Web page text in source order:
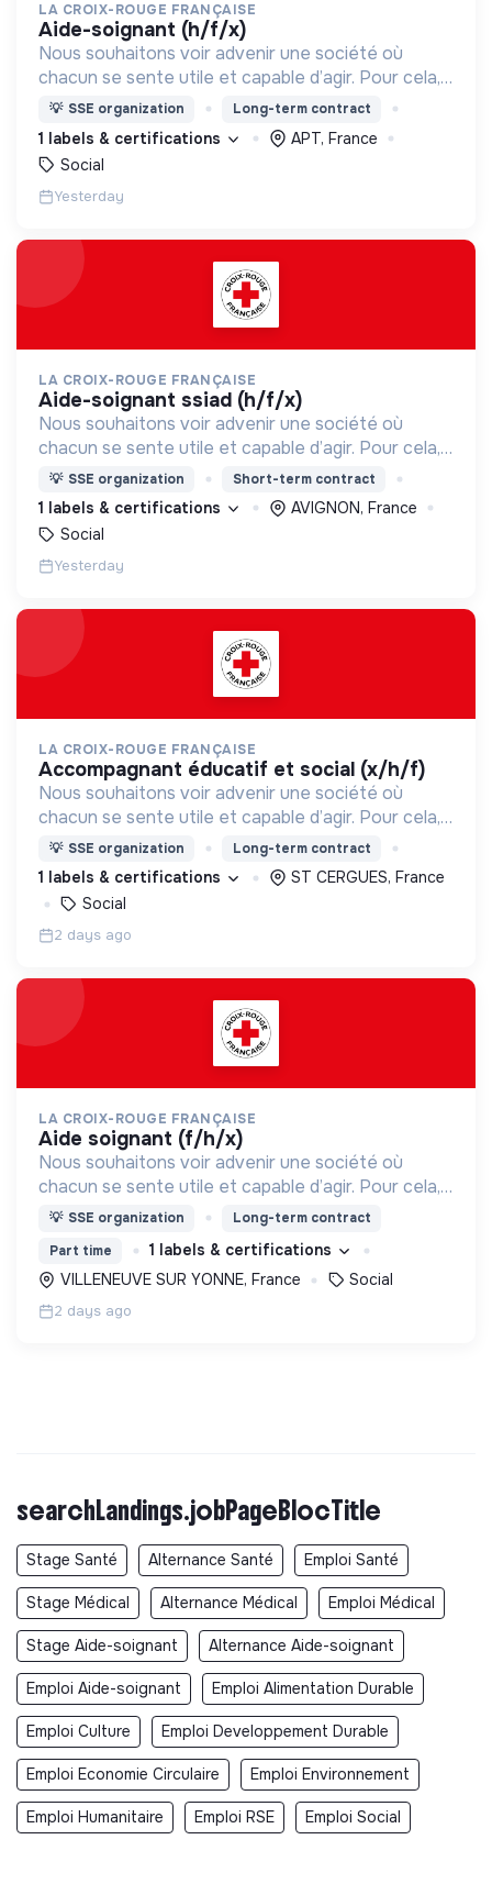
LA CROIX-ROUGE FRANÇAISE
aide-soignant (h/f/x)
Nous souhaitons voir advenir une société où
chacun se sente utile et capable d’agir. Pour cela,
nous proposons des moyens et des lieux
d’engagement innovants et adaptés à tous.
💡 SSE organization Long-term contract
1 labels & certifications
APT, France
Social
Yesterday
LA CROIX-ROUGE FRANÇAISE
aide-soignant ssiad (h/f/x)
Nous souhaitons voir advenir une société où
chacun se sente utile et capable d’agir. Pour cela,
nous proposons des moyens et des lieux
d’engagement innovants et adaptés à tous.
💡 SSE organization Short-term contract
1 labels & certifications
AVIGNON, France
Social
Yesterday
LA CROIX-ROUGE FRANÇAISE
accompagnant éducatif et social (x/h/f)
Nous souhaitons voir advenir une société où
chacun se sente utile et capable d’agir. Pour cela,
nous proposons des moyens et des lieux
d’engagement innovants et adaptés à tous.
💡 SSE organization Long-term contract
1 labels & certifications
ST CERGUES, France
Social
2 days ago
LA CROIX-ROUGE FRANÇAISE
aide soignant (f/h/x)
Nous souhaitons voir advenir une société où
chacun se sente utile et capable d’agir. Pour cela,
nous proposons des moyens et des lieux
💡 SSE organization
Long-term contract
Part time
1 labels & certifications
VILLENEUVE SUR YONNE, France
Social
2 days ago
searchLandings.jobPageBlocTitle
Stage Santé Alternance Santé Emploi Santé
Stage Médical Alternance Médical Emploi Médical
Stage Aide-soignant Alternance Aide-soignant
Emploi Aide-soignant Emploi Alimentation Durable
Emploi Culture Emploi Developpement Durable
Emploi Economie Circulaire Emploi Environnement
Emploi Humanitaire Emploi RSE Emploi Social